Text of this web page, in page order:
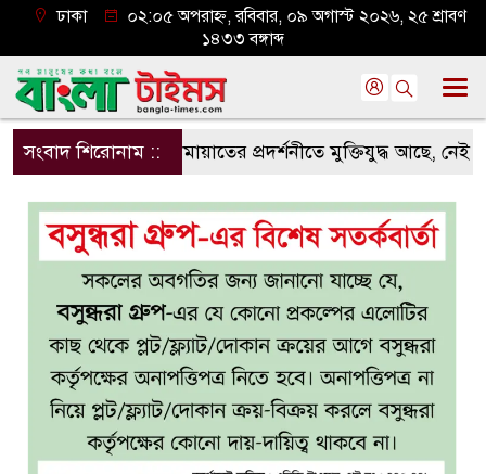
ঢাকা
০২:০৫ অপরাহ্ন, রবিবার, ০৯ অগাস্ট ২০২৬, ২৫ শ্রাবণ
১৪৩৩ বঙ্গাব্দ
সংবাদ শিরোনাম ::জামায়াতের প্রদর্শনীতে মুক্তিযুদ্ধ আছে, নেই